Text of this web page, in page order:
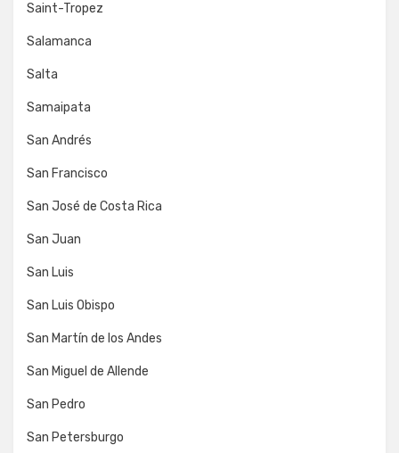
Saint-Tropez
Salamanca
Salta
Samaipata
San Andrés
San Francisco
San José de Costa Rica
San Juan
San Luis
San Luis Obispo
San Martín de los Andes
San Miguel de Allende
San Pedro
San Petersburgo